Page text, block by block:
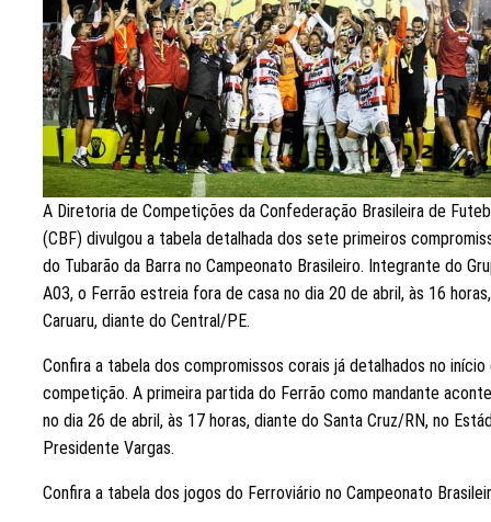
A Diretoria de Competições da Confederação Brasileira de
(CBF) divulgou a tabela detalhada dos sete primeiros
do Tubarão da Barra no Campeonato Brasileiro. Integrante do
A03, o Ferrão estreia fora de casa no dia 20 de abril, às 16
Caruaru, diante do Central/PE.
Confira a tabela dos compromissos corais já detalhados no início
competição. A primeira partida do Ferrão como mandante
no dia 26 de abril, às 17 horas, diante do Santa Cruz/RN, no
Presidente Vargas.
Confira a tabela dos jogos do Ferroviário no Campeonato